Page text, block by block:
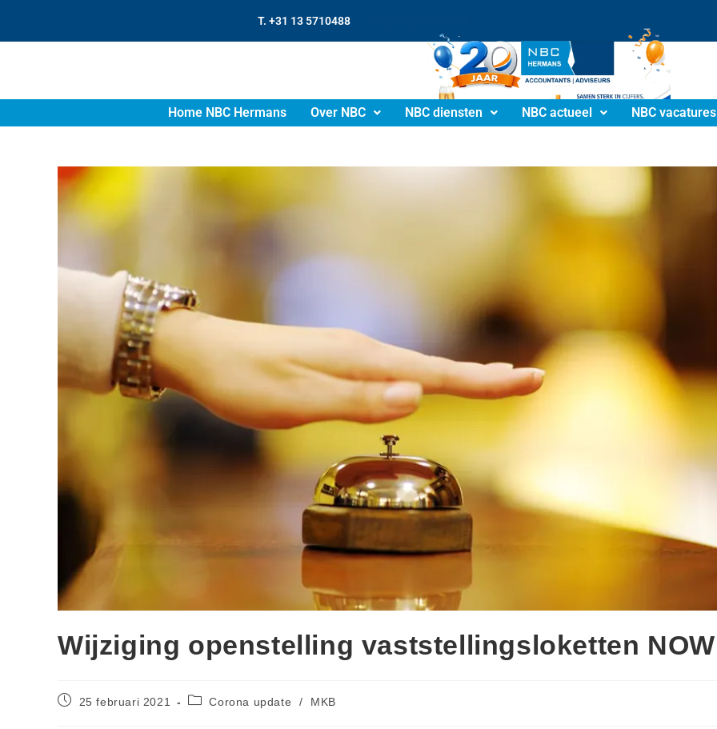
T. +31 13 5710488
Home NBC Hermans Over NBC NBC diensten NBC actueel NBC vacatures
Wijziging openstelling vaststellingsloketten NOW
25 februari 2021 Corona update / MKB